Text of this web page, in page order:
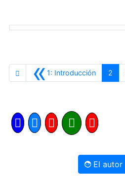
«1: IntroducciónAnterior
2
El autor